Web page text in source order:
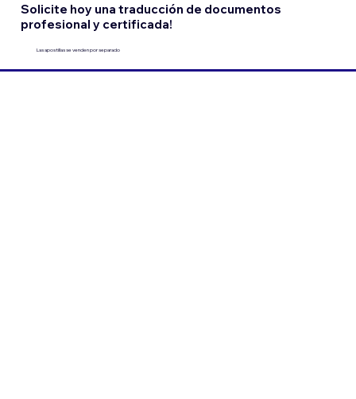
Solicite hoy una traducción de documentos
profesional y certificada!
Las apostillas se venden por separado